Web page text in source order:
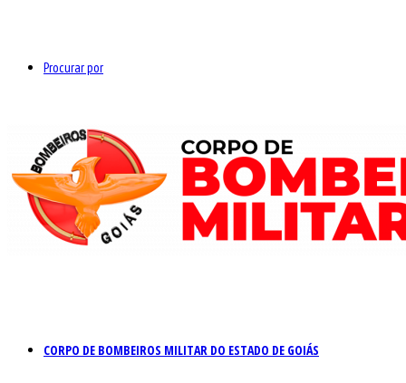
Procurar por
CORPO DE BOMBEIROS MILITAR DO ESTADO DE GOIÁS